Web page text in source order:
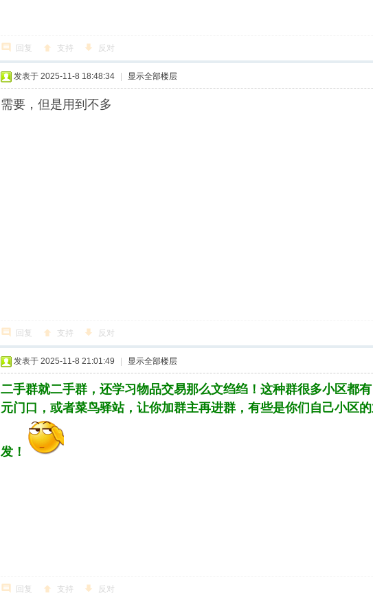
回复 支持 反对
发表于 2025-11-8 18:48:34 显示全部楼层
需要，但是用到不多
回复 支持 反对
发表于 2025-11-8 21:01:49 显示全部楼层
二手群就二手群，还学习物品交易那么文绉绉！这种群很多小区都
元门口，或者菜鸟驿站，让你加群主再进群，有些是你们自己小区
发！
回复 支持 反对